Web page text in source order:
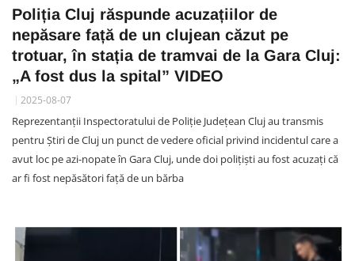
Poliția Cluj răspunde acuzațiilor de
nepăsare față de un clujean căzut pe
trotuar, în stația de tramvai de la Gara Cluj:
„A fost dus la spital” VIDEO
2025-08-07
Reprezentanții Inspectoratului de Poliție Județean Cluj au transmis
pentru Știri de Cluj un punct de vedere oficial privind incidentul care a
avut loc pe azi-nopate în Gara Cluj, unde doi polițiști au fost acuzați că
ar fi fost nepăsători față de un bărba